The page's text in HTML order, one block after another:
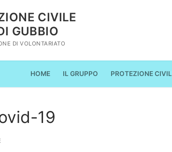
CIVILE
GUBBIO
DI VOLONTARIATO
HOME IL GRUPPO PROTEZIONE
19